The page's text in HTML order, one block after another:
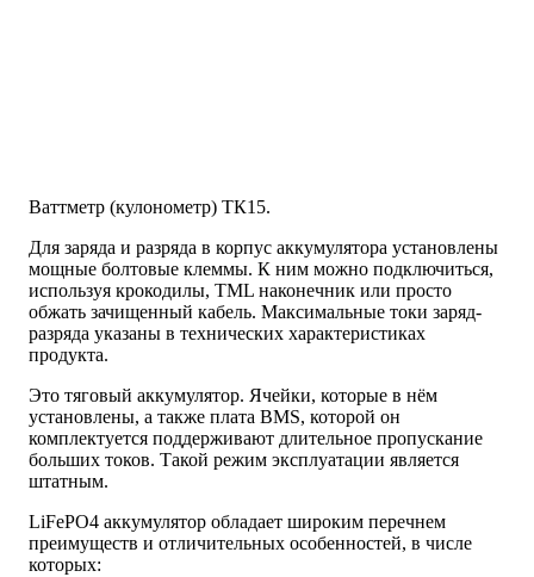
Ваттметр (кулонометр) ТК15.
Для заряда и разряда в корпус аккумулятора установлены
мощные болтовые клеммы. К ним можно подключиться,
используя крокодилы, TML наконечник или просто
обжать зачищенный кабель. Максимальные токи заряд-
разряда указаны в технических характеристиках
продукта.
Это тяговый аккумулятор. Ячейки, которые в нём
установлены, а также плата BMS, которой он
комплектуется поддерживают длительное пропускание
больших токов. Такой режим эксплуатации является
штатным.
LiFePO4 аккумулятор обладает широким перечнем
преимуществ и отличительных особенностей, в числе
которых: